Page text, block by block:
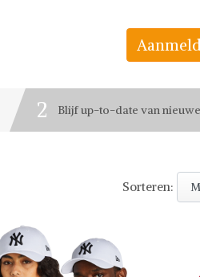
Bestel jouw favoriete looks
2 Blijf up-to-date van
Sorteren: